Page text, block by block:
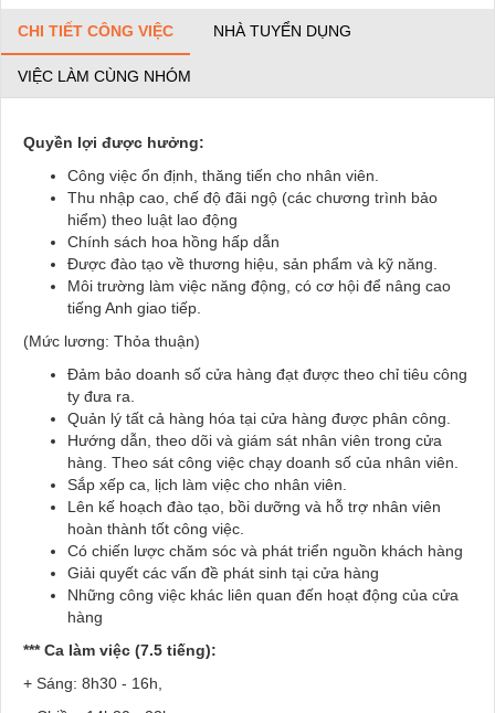
CHI TIẾT CÔNG VIỆC NHÀ TUYỂN DỤNG
VIỆC LÀM CÙNG NHÓM
Quyền lợi được hưởng:
Công việc ổn định, thăng tiến cho nhân viên.
Thu nhập cao, chế độ đãi ngộ (các chương trình bảo
hiểm) theo luật lao động
Chính sách hoa hồng hấp dẫn
Được đào tạo về thương hiệu, sản phẩm và kỹ năng.
Môi trường làm việc năng động, có cơ hội để nâng cao
tiếng Anh giao tiếp.
(Mức lương: Thỏa thuận)
Đảm bảo doanh số cửa hàng đạt được theo chỉ tiêu công
ty đưa ra.
Quản lý tất cả hàng hóa tại cửa hàng được phân công.
Hướng dẫn, theo dõi và giám sát nhân viên trong cửa
hàng. Theo sát công việc chạy doanh số của nhân viên.
Sắp xếp ca, lịch làm việc cho nhân viên.
Lên kế hoạch đào tạo, bồi dưỡng và hỗ trợ nhân viên
hoàn thành tốt công việc.
Có chiến lược chăm sóc và phát triển nguồn khách hàng
Giải quyết các vấn đề phát sinh tại cửa hàng
Những công việc khác liên quan đến hoạt động của cửa
hàng
*** Ca làm việc (7.5 tiếng):
+ Sáng: 8h30 - 16h,